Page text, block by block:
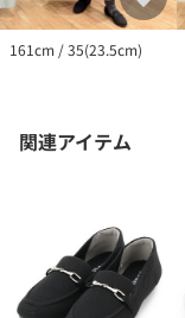
161cm / 35(23.5cm)
関連アイテム